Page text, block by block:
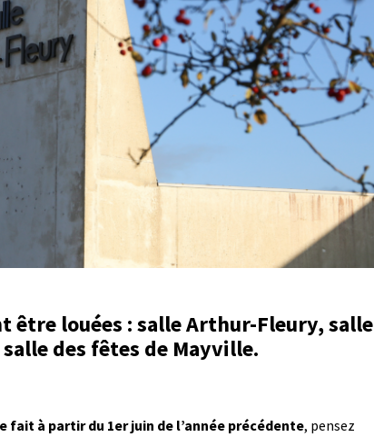
être louées : salle Arthur-Fleury, salle
des fêtes de Mayville.
à partir du 1er juin de l’année précédente, pensez